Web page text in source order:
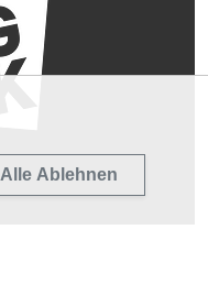
Alle Ablehnen